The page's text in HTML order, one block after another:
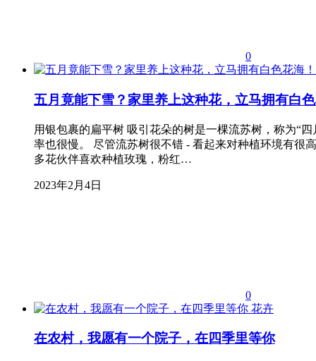
0
五月竟能下雪？家里养上这种花，立马拥有白色
用银包裹的扁平树 吸引花朵的树是一棵流苏树，称为“
率也很慢。 尽管流苏树很不错 - 看起来对种植环境有很
多花伙伴喜欢种植玫瑰，粉红…
2023年2月4日
0
花卉
在农村，我愿有一个院子，在四季里等你